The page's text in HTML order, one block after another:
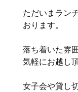
ただいまラン
おります。
落ち着いた雰
気軽にお越し
女子会や貸し